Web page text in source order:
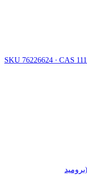
SKU 76226624 · CAS